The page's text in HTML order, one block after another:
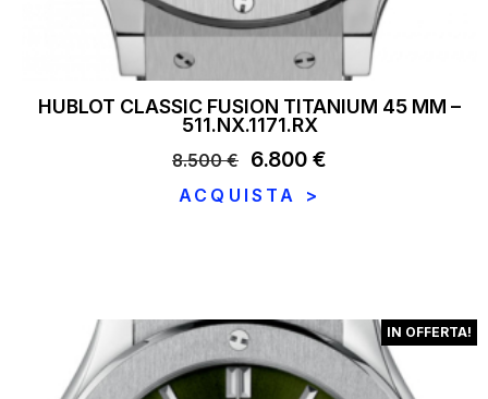
HUBLOT CLASSIC FUSION TITANIUM 45 MM –
511.NX.1171.RX
8.500€
Il
prezzo
6.800 €
ACQUISTA >
IN OFFERTA!